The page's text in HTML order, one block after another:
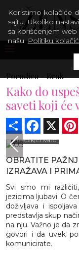
Porodica -Brak
Kako do
saveti koji će
Share Facebook
Freepik/Envato
OBRATITE
IZRAŽAVA I
Svi smo mi
jezicima ljubavi. O
doživljava i
predstavlja skup
na nju. Važno je da
govori i da uvek
komunicirate.
Koristimo kolačiće
sajtu. Ukoliko
sa korišćenjem
našu Politiku